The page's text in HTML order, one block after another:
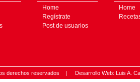
Home
Regístrate
Post de usuarios
Home
derechos reservados | Desarrollo Web: Luis